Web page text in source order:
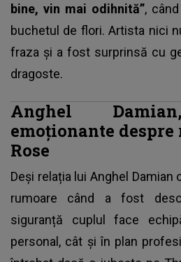
bine, vin mai odihnită”,
buchetul de flori. Artista nici
fraza și a fost surprinsă cu
dragoste.
Anghel
emoționante
Rose
Deși relația lui Anghel Damian
rumoare când a fost
siguranță cuplul face
personal, cât și în plan